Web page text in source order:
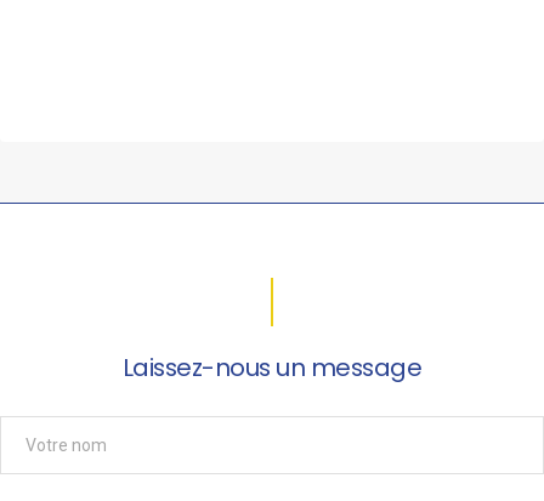
Laissez-nous un message